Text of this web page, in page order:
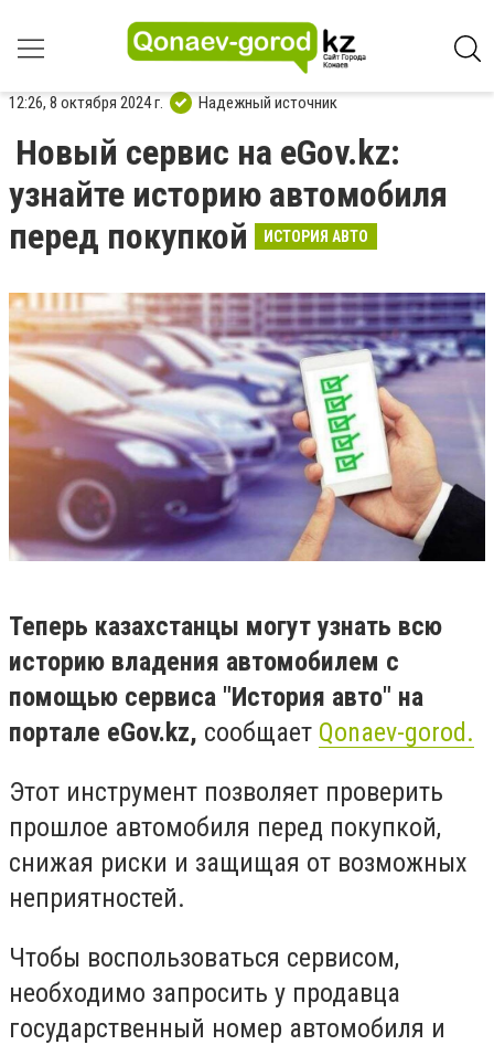
12:26, 8 октября 2024 г. Надежный источник
Новый сервис на eGov.kz:
узнайте историю автомобиля
перед покупкой
ИСТОРИЯ АВТО
Теперь казахстанцы могут узнать всю
историю владения автомобилем с
помощью сервиса "История авто" на
портале eGov.kz, сообщает Qonaev-gorod.
Этот инструмент позволяет проверить
прошлое автомобиля перед покупкой,
снижая риски и защищая от возможных
неприятностей.
Чтобы воспользоваться сервисом,
необходимо запросить у продавца
государственный номер автомобиля и